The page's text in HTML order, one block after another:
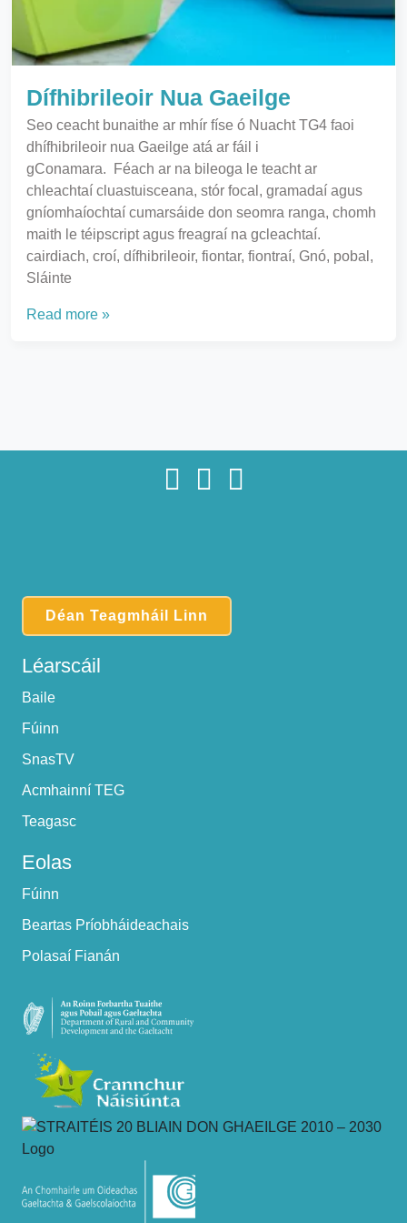
Dífhibrileoir Nua Gaeilge
Seo ceacht bunaithe ar mhír físe ó Nuacht TG4 faoi
dhífhibrileoir nua Gaeilge atá ar fáil i
gConamara. Féach ar na bileoga le teacht ar
chleachtaí cluastuisceana, stór focal, gramadaí agus
gníomhaíochtaí cumarsáide don seomra ranga, chomh
maith le téipscript agus freagraí na gcleachtaí.
cairdiach, croí, dífhibrileoir, fiontar, fiontraí, Gnó, pobal,
Sláinte
Read more »
Déan Teagmháil Linn
Léarscáil
Baile
Fúinn
SnasTV
Acmhainní TEG
Teagasc
Eolas
Fúinn
Beartas Príobháideachais
Polasaí Fianán